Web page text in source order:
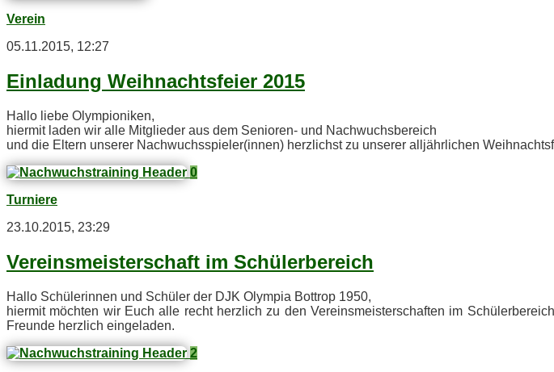
Verein
05.11.2015, 12:27
Ein­la­dung Weih­nachts­fei­er 2015
Hal­lo lie­be Olympioniken,
hier­mit la­den wir alle Mit­glie­der aus dem Se­nio­ren- und Nachwuchsbereich
und die El­tern un­se­rer Nachwuchsspieler(innen) herz­lichst zu un­se­rer all­jähr­li­chen
0
Turniere
23.10.2015, 23:29
Ver­eins­meis­ter­schaft im Schülerbereich
Hal­lo Schü­le­rin­nen und Schü­ler der DJK Olym­pia Bot­trop 1950,
hier­mit möch­ten wir Euch alle recht herz­lich zu den Ver­eins­meis­ter­schaf­ten im
Freun­de herz­lich eingeladen.
2